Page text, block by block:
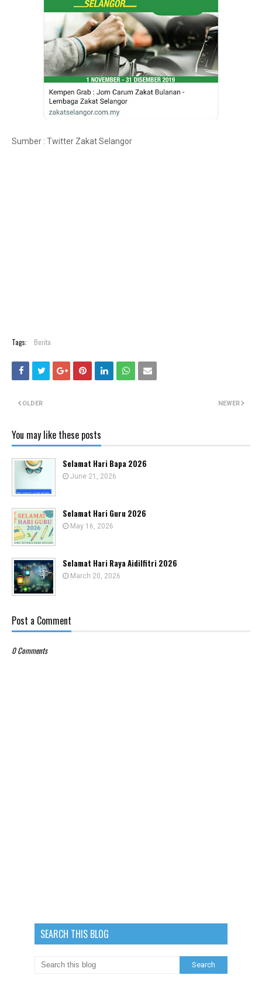
Sumber : Twitter Zakat Selangor
Tags: Berita
NEWER
OLDER
You may like these posts
Selamat Hari Bapa 2026
June 21, 2026
Selamat Hari Guru 2026
May 16, 2026
Selamat Hari Raya Aidilfitri 2026
March 20, 2026
Post a Comment
0 Comments
SEARCH THIS BLOG